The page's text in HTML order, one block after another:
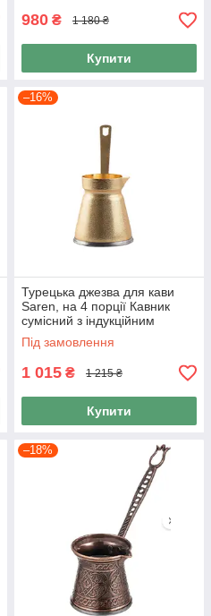
980 ₴ 1 180 ₴
Купити
–16%
Турецька джезва для кави
Saren, на 4 порції Кавник
сумісний з індукційним
плитами, 200 мл
Під замовлення
1 015 ₴ 1 215 ₴
Купити
–18%